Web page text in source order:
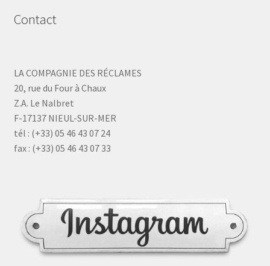
Contact
LA COMPAGNIE DES RÉCLAMES
20, rue du Four à Chaux
Z.A. Le Nalbret
F-17137 NIEUL-SUR-MER
tél : (+33) 05 46 43 07 24
fax : (+33) 05 46 43 07 33